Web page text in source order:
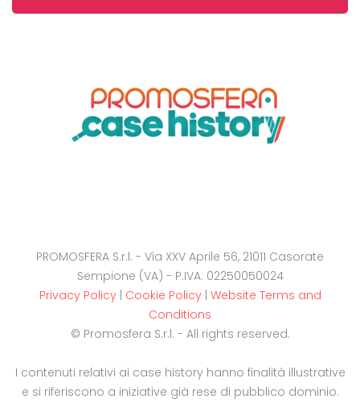
PROMOSFERA S.r.l. - Via XXV Aprile 56, 21011 Casorate
Sempione (VA) - P.IVA: 02250050024
Privacy Policy| Cookie Policy| Website Terms and
Conditions
© Promosfera S.r.l. - All rights reserved.
I contenuti relativi ai case history hanno finalità illustrative
e si riferiscono a iniziative già rese di pubblico dominio.